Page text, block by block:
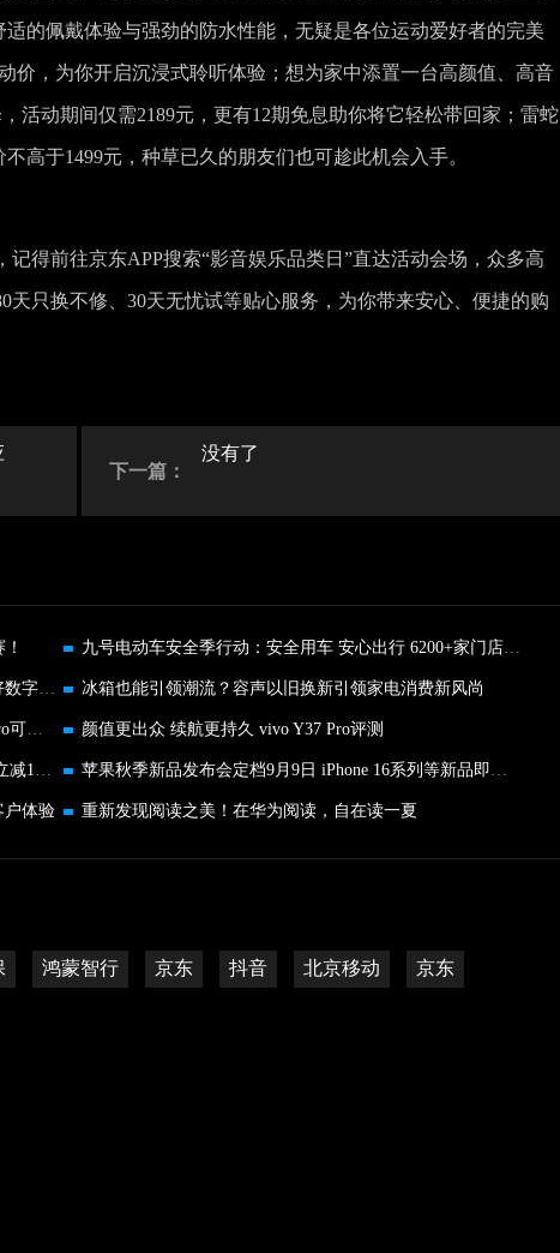
的佩戴体验与强劲的防水性能，无疑是各位运动爱好者的完美
价，为你开启沉浸式聆听体验；想为家中添置一台高颜值、高音
活动期间仅需2189元，更有12期免息助你将它轻松带回家；雷蛇
高于1499元，种草已久的朋友们也可趁此机会入手。
得前往京东APP搜索“影音娱乐品类日”直达活动会场，众多高
天只换不修、30天无忧试等贴心服务，为你带来安心、便捷的购
下一篇：
没有了
九号电动车安全季行动：安全用车 安心出行 6200+家门店勤查勤检
打造更便捷安全的数智卡包，华为钱包为用户的美好数字生活添彩 冰箱也能引领潮流？容声以旧换新引领家电消费新风尚
北京政府补贴 来京东换新MacBook Air、MacBook Pro可享8折优惠 颜值更出众 续航更持久 vivo Y37 Pro评测
北京以旧换新补贴 来京东买小新Pro 16 2024笔记本立减1173元 苹果秋季新品发布会定档9月9日 iPhone 16系列等新品即将亮相
户体验 重新发现阅读之美！在华为阅读，自在读一夏
鸿蒙智行 京东 抖音 北京移动 京东